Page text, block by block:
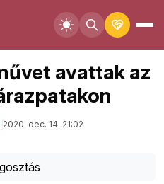
avattak az
2020. dec. 14. 21:02